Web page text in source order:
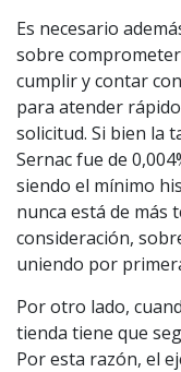
Es necesario
sobre
cumplir y contar
para atender
solicitud. Si bien la
Sernac fue de
siendo el mínimo
nunca está de más
consideración,
uniendo por
Por otro lado,
tienda tiene que
Por esta razón, el